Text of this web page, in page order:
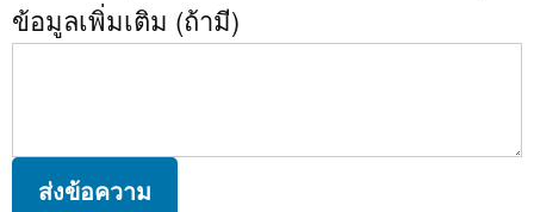
ข้อมูลเพิ่มเติม (ถ้ามี)
ส่งข้อความ